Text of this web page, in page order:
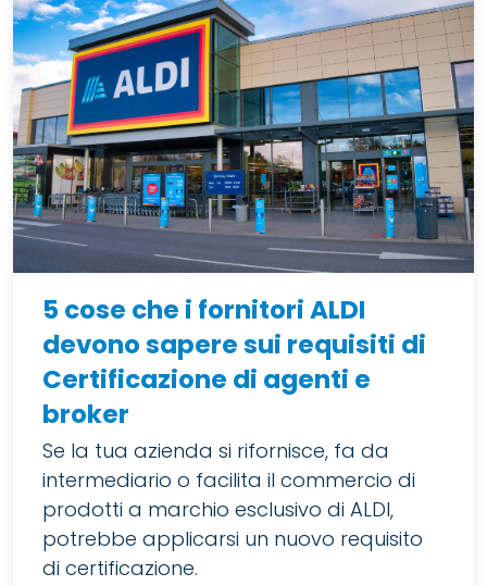
5 cose che i fornitori ALDI
devono sapere sui requisiti di
Certificazione di agenti e
broker
Se la tua azienda si rifornisce, fa da
intermediario o facilita il commercio di
prodotti a marchio esclusivo di ALDI,
potrebbe applicarsi un nuovo requisito
di certificazione.